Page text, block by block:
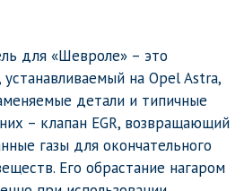
для «Шевроле» – это
на Opel Astra,
детали и типичные
– клапан EGR, возвращающий
газы для окончательного
Его обрастание нагаром